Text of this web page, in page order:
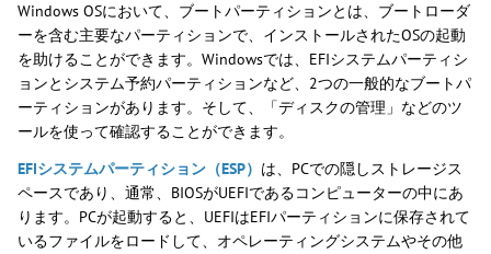
Windows OSにおいて、ブートパーティションとは、ブートローダ
ーを含む主要なパーティションで、インストールされたOSの起動
を助けることができます。Windowsでは、EFIシステムパーティシ
ョンとシステム予約パーティションなど、2つの一般的なブートパ
ーティションがあります。そして、「ディスクの管理」などのツ
ールを使って確認することができます。
EFIシステムパーティション（ESP） は、PCでの隠しストレージス
ペースであり、通常、BIOSがUEFIであるコンピューターの中にあ
ります。PCが起動すると、UEFIはEFIパーティションに保存されて
いるファイルをロードして、オペレーティングシステムやその他